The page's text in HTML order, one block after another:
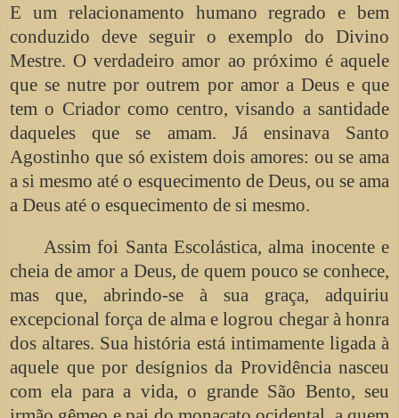
E um relacionamento humano regrado e bem
conduzido deve seguir o exemplo do Divino
Mestre. O verdadeiro amor ao próximo é aquele
que se nutre por outrem por amor a Deus e que
tem o Criador como centro, visando a santidade
daqueles que se amam. Já ensinava Santo
Agostinho que só existem dois amores: ou se ama
a si mesmo até o esquecimento de Deus, ou se ama
a Deus até o esquecimento de si mesmo.
Assim foi Santa Escolástica, alma inocente e
cheia de amor a Deus, de quem pouco se conhece,
mas que, abrindo-se à sua graça, adquiriu
excepcional força de alma e logrou chegar à honra
dos altares. Sua história está intimamente ligada à
aquele que por desígnios da Providência nasceu
com ela para a vida, o grande São Bento, seu